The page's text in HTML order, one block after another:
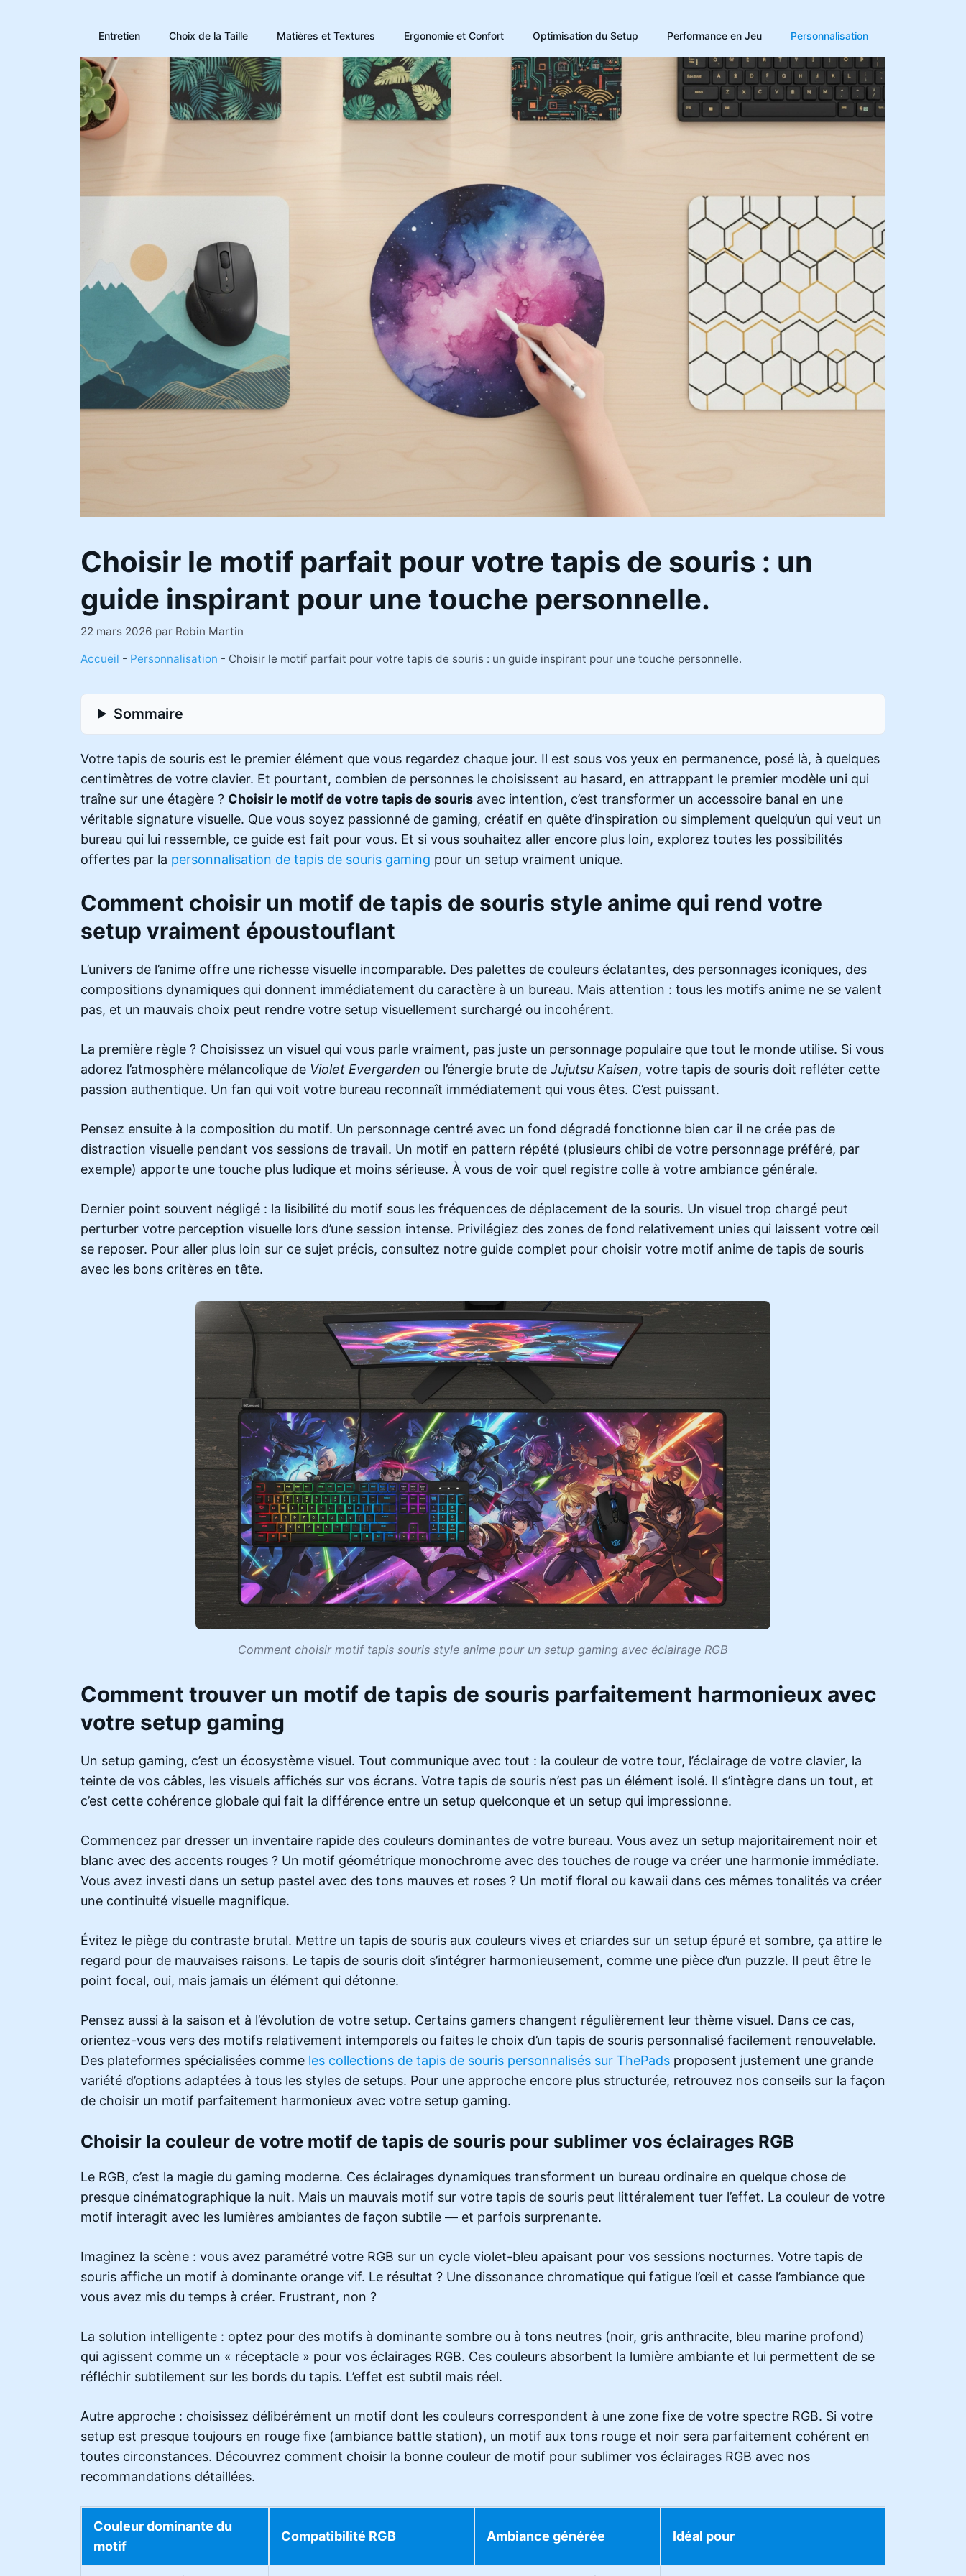
Entretien Choix de la Taille Matières et Textures Ergonomie et Confort Optimisation du Setup Performance en Jeu Personnalisation
Choisir le motif parfait pour votre tapis de souris : un
guide inspirant pour une touche personnelle.
22 mars 2026 par Robin Martin
Accueil - Personnalisation - Choisir le motif parfait pour votre tapis de souris : un guide inspirant pour une touche personnelle.
Sommaire
Votre tapis de souris est le premier élément que vous regardez chaque jour. Il est sous vos yeux en permanence, posé là, à quelques
centimètres de votre clavier. Et pourtant, combien de personnes le choisissent au hasard, en attrappant le premier modèle uni qui
traîne sur une étagère ? Choisir le motif de votre tapis de souris avec intention, c’est transformer un accessoire banal en une
véritable signature visuelle. Que vous soyez passionné de gaming, créatif en quête d’inspiration ou simplement quelqu’un qui veut un
bureau qui lui ressemble, ce guide est fait pour vous. Et si vous souhaitez aller encore plus loin, explorez toutes les possibilités
offertes par la personnalisation de tapis de souris gaming pour un setup vraiment unique.
Comment choisir un motif de tapis de souris style anime qui rend votre
setup vraiment époustouflant
L’univers de l’anime offre une richesse visuelle incomparable. Des palettes de couleurs éclatantes, des personnages iconiques, des
compositions dynamiques qui donnent immédiatement du caractère à un bureau. Mais attention : tous les motifs anime ne se valent
pas, et un mauvais choix peut rendre votre setup visuellement surchargé ou incohérent.
La première règle ? Choisissez un visuel qui vous parle vraiment, pas juste un personnage populaire que tout le monde utilise. Si vous
adorez l’atmosphère mélancolique de Violet Evergarden ou l’énergie brute de Jujutsu Kaisen, votre tapis de souris doit refléter cette
passion authentique. Un fan qui voit votre bureau reconnaît immédiatement qui vous êtes. C’est puissant.
Pensez ensuite à la composition du motif. Un personnage centré avec un fond dégradé fonctionne bien car il ne crée pas de
distraction visuelle pendant vos sessions de travail. Un motif en pattern répété (plusieurs chibi de votre personnage préféré, par
exemple) apporte une touche plus ludique et moins sérieuse. À vous de voir quel registre colle à votre ambiance générale.
Dernier point souvent négligé : la lisibilité du motif sous les fréquences de déplacement de la souris. Un visuel trop chargé peut
perturber votre perception visuelle lors d’une session intense. Privilégiez des zones de fond relativement unies qui laissent votre œil
se reposer. Pour aller plus loin sur ce sujet précis, consultez notre guide complet pour choisir votre motif anime de tapis de souris
avec les bons critères en tête.
Comment choisir motif tapis souris style anime pour un setup gaming avec éclairage RGB
Comment trouver un motif de tapis de souris parfaitement harmonieux avec
votre setup gaming
Un setup gaming, c’est un écosystème visuel. Tout communique avec tout : la couleur de votre tour, l’éclairage de votre clavier, la
teinte de vos câbles, les visuels affichés sur vos écrans. Votre tapis de souris n’est pas un élément isolé. Il s’intègre dans un tout, et
c’est cette cohérence globale qui fait la différence entre un setup quelconque et un setup qui impressionne.
Commencez par dresser un inventaire rapide des couleurs dominantes de votre bureau. Vous avez un setup majoritairement noir et
blanc avec des accents rouges ? Un motif géométrique monochrome avec des touches de rouge va créer une harmonie immédiate.
Vous avez investi dans un setup pastel avec des tons mauves et roses ? Un motif floral ou kawaii dans ces mêmes tonalités va créer
une continuité visuelle magnifique.
Évitez le piège du contraste brutal. Mettre un tapis de souris aux couleurs vives et criardes sur un setup épuré et sombre, ça attire le
regard pour de mauvaises raisons. Le tapis de souris doit s’intégrer harmonieusement, comme une pièce d’un puzzle. Il peut être le
point focal, oui, mais jamais un élément qui détonne.
Pensez aussi à la saison et à l’évolution de votre setup. Certains gamers changent régulièrement leur thème visuel. Dans ce cas,
orientez-vous vers des motifs relativement intemporels ou faites le choix d’un tapis de souris personnalisé facilement renouvelable.
Des plateformes spécialisées comme les collections de tapis de souris personnalisés sur ThePads proposent justement une grande
variété d’options adaptées à tous les styles de setups. Pour une approche encore plus structurée, retrouvez nos conseils sur la façon
de choisir un motif parfaitement harmonieux avec votre setup gaming.
Choisir la couleur de votre motif de tapis de souris pour sublimer vos éclairages RGB
Le RGB, c’est la magie du gaming moderne. Ces éclairages dynamiques transforment un bureau ordinaire en quelque chose de
presque cinématographique la nuit. Mais un mauvais motif sur votre tapis de souris peut littéralement tuer l’effet. La couleur de votre
motif interagit avec les lumières ambiantes de façon subtile — et parfois surprenante.
Imaginez la scène : vous avez paramétré votre RGB sur un cycle violet-bleu apaisant pour vos sessions nocturnes. Votre tapis de
souris affiche un motif à dominante orange vif. Le résultat ? Une dissonance chromatique qui fatigue l’œil et casse l’ambiance que
vous avez mis du temps à créer. Frustrant, non ?
La solution intelligente : optez pour des motifs à dominante sombre ou à tons neutres (noir, gris anthracite, bleu marine profond)
qui agissent comme un « réceptacle » pour vos éclairages RGB. Ces couleurs absorbent la lumière ambiante et lui permettent de se
réfléchir subtilement sur les bords du tapis. L’effet est subtil mais réel.
Autre approche : choisissez délibérément un motif dont les couleurs correspondent à une zone fixe de votre spectre RGB. Si votre
setup est presque toujours en rouge fixe (ambiance battle station), un motif aux tons rouge et noir sera parfaitement cohérent en
toutes circonstances. Découvrez comment choisir la bonne couleur de motif pour sublimer vos éclairages RGB avec nos
recommandations détaillées.
Couleur dominante du
motif
Compatibilité RGB Ambiance générée Idéal pour